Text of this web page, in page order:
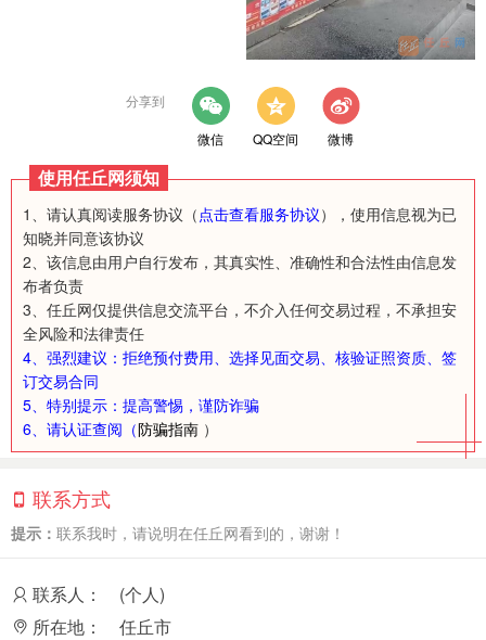
分享到
微信 QQ空间 微博
使用任丘网须知
1、请认真阅读服务协议（ 点击查看服务协议），使用信息视为已
知晓并同意该协议
2、该信息由用户自行发布，其真实性、准确性和合法性由信息发
布者负责
3、任丘网仅提供信息交流平台，不介入任何交易过程，不承担安
全风险和法律责任
4、强烈建议：拒绝预付费用、选择见面交易、核验证照资质、签
订交易合同
5、特别提示：提高警惕，谨防诈骗
6、请认证查阅（防骗指南 ）
联系方式
提示： 联系我时，请说明在任丘网看到的，谢谢！
联系人：
(个人)
所在地：
任丘市